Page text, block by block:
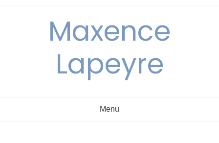
Maxence
Lapeyre
Menu